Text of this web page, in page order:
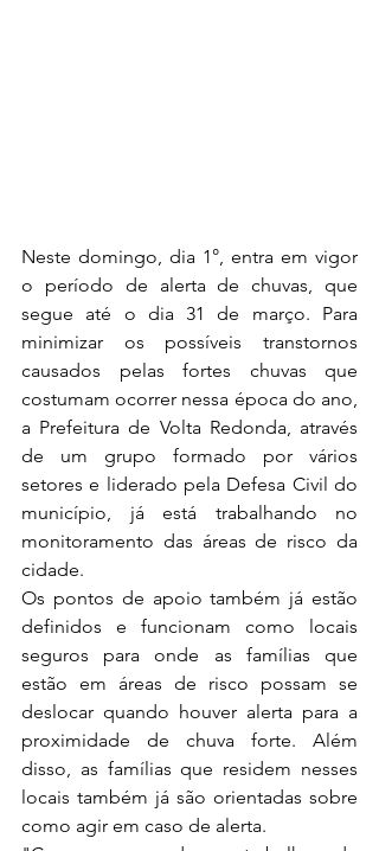
Neste domingo, dia 1°, entra em vigor
o período de alerta de chuvas, que
segue até o dia 31 de março. Para
minimizar os possíveis transtornos
causados pelas fortes chuvas que
costumam ocorrer nessa época do ano,
a Prefeitura de Volta Redonda, através
de um grupo formado por vários
setores e liderado pela Defesa Civil do
município, já está trabalhando no
monitoramento das áreas de risco da
cidade.
Os pontos de apoio também já estão
definidos e funcionam como locais
seguros para onde as famílias que
estão em áreas de risco possam se
deslocar quando houver alerta para a
proximidade de chuva forte. Além
disso, as famílias que residem nesses
locais também já são orientadas sobre
como agir em caso de alerta.